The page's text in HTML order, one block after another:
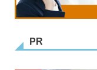
PR